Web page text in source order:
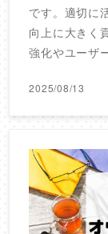
です。適切に
向上に大きく
強化やユーザ
2025/08/13